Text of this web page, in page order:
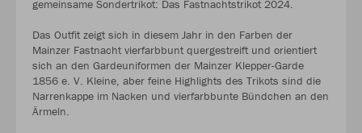
gemeinsame Sondertrikot: Das Fastnachtstrikot 2024.
Das Outfit zeigt sich in diesem Jahr in den Farben der
Mainzer Fastnacht vierfarbbunt quergestreift und orientiert
sich an den Gardeuniformen der Mainzer Klepper-Garde
1856 e. V. Kleine, aber feine Highlights des Trikots sind die
Narrenkappe im Nacken und vierfarbbunte Bündchen an den
Ärmeln.